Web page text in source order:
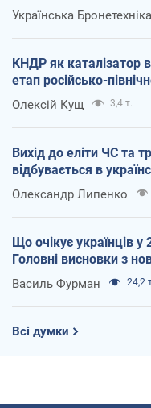
Українська Бронетехніка
КНДР як каталізатор
етап російсько-
Олексій Кущ 3,4 т.
Вихід до еліти ЧС та
відбувається в
Олександр Липенко
Що очікує українців
Головні висновки з
Василь Фурман 24,2
Всі думки